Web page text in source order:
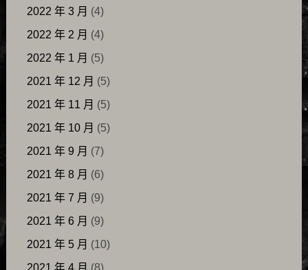
2022 年 3 月 (4)
2022 年 2 月 (4)
2022 年 1 月 (5)
2021 年 12 月 (5)
2021 年 11 月 (5)
2021 年 10 月 (5)
2021 年 9 月 (7)
2021 年 8 月 (6)
2021 年 7 月 (9)
2021 年 6 月 (9)
2021 年 5 月 (10)
2021 年 4 月 (8)